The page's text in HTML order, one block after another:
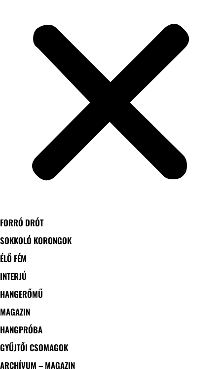
FORRÓ DRÓT
SOKKOLÓ KORONGOK
ÉLŐ FÉM
INTERJÚ
HANGERŐMŰ
MAGAZIN
HANGPRÓBA
GYŰJTŐI CSOMAGOK
ARCHÍVUM – MAGAZIN